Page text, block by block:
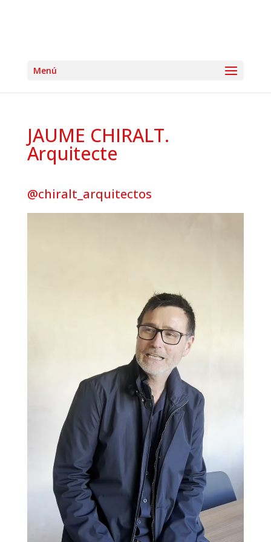
JAUME CHIRALT.
Arquitecte
@chiralt_arquitectos